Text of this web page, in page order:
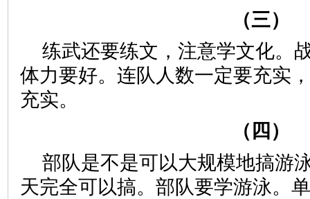
（三）
练武还要练文，注意学文化。
体力要好。连队人数一定要充实
充实。
（四）
部队是不是可以大规模地搞游
天完全可以搞。部队要学游泳。